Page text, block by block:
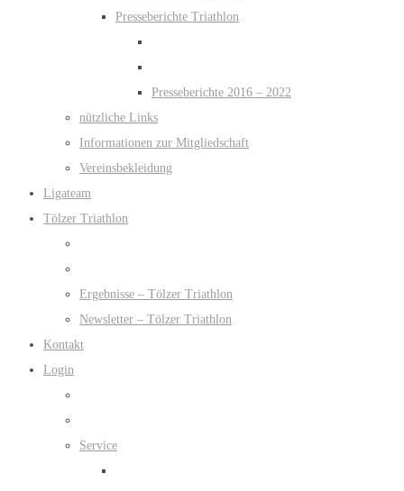
Presseberichte Triathlon
Presseberichte 2016 – 2022
nützliche Links
Informationen zur Mitgliedschaft
Vereinsbekleidung
Ligateam
Tölzer Triathlon
Ergebnisse – Tölzer Triathlon
Newsletter – Tölzer Triathlon
Kontakt
Login
Service